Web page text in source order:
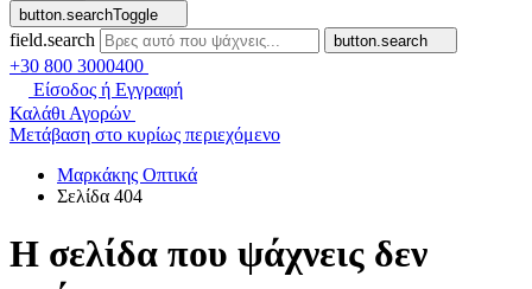
button.searchToggle
field.search button.search
+30 800 3000400
Είσοδος ή Εγγραφή
Καλάθι Αγορών
Μετάβαση στο κυρίως περιεχόμενο
Μαρκάκης Οπτικά
Σελίδα 404
Η σελίδα που ψάχνεις δεν